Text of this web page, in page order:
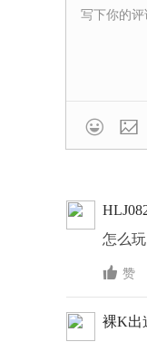

怎么
 赞
裸K出